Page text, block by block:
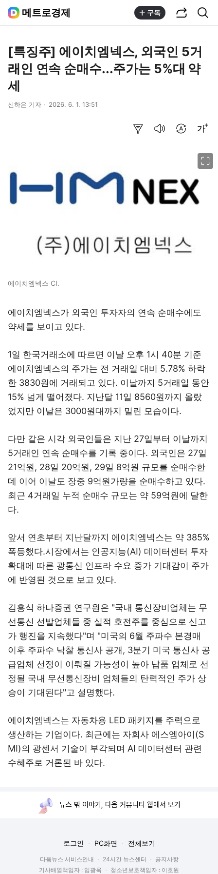
메트로경제 구독
[특징주] 에이치엠넥스, 외국인 5거
래인 연속 순매수...주가는 5%대 약
세
신하은 기자 2026. 6. 1. 13:51
에이치엠넥스 CI.
에이치엠넥스가 외국인 투자자의 연속 순매수에도
약세를 보이고 있다.
1일 한국거래소에 따르면 이날 오후 1시 40분 기준
에이치엠넥스의 주가는 전 거래일 대비 5.78% 하락
한 3830원에 거래되고 있다. 이날까지 5거래일 동안
15% 넘게 떨어졌다. 지난달 11일 8560원까지 올랐
었지만 이날은 3000원대까지 밀린 모습이다.
다만 같은 시각 외국인들은 지난 27일부터 이날까지
5거래인 연속 순매수를 기록 중이다. 외국인은 27일
21억원, 28일 20억원, 29일 8억원 규모를 순매수한
데 이어 이날도 장중 9억원가량을 순매수하고 있다.
최근 4거래일 누적 순매수 규모는 약 59억원에 달한
다.
앞서 연초부터 지난달까지 에이치엠넥스는 약 385%
폭등했다.시장에서는 인공지능(AI) 데이터센터 투자
확대에 따른 광통신 인프라 수요 증가 기대감이 주가
에 반영된 것으로 보고 있다.
김홍식 하나증권 연구원은 "국내 통신장비업체는 무
선통신 선발업체들 중 실적 호전주를 중심으로 신고
가 행진을 지속했다"며 "미국의 6월 주파수 본경매
이후 주파수 낙찰 통신사 공개, 3분기 미국 통신사 공
급업체 선정이 이뤄질 가능성이 높아 납품 업체로 선
정될 국내 무선통신장비 업체들의 탄력적인 주가 상
승이 기대된다"고 설명했다.
에이치엠넥스는 자동차용 LED 패키지를 주력으로
생산하는 기업이다. 최근에는 자회사 에스엠아이(S
MI)의 광센서 기술이 부각되며 AI 데이터센터 관련
수혜주로 거론된 바 있다.
뉴스 밖 이야기, 다음 커뮤니티 웹에서 보기
로그인 PC화면 전체보기
다음뉴스 서비스안내 24시간 뉴스센터
공지사항
기사배열책임자 : 임광욱
청소년보호책임자 : 이호원